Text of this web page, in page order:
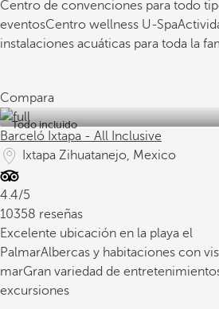
Centro de convenciones para todo
eventosCentro wellness U-Spa
instalaciones acuáticas para toda la
Compara
Todo incluido
Barceló Ixtapa - All Inclusive
Ixtapa Zihuatanejo, Mexico
4.4/5
10358 reseñas
Excelente ubicación en la playa el
PalmarAlbercas y habitaciones con
marGran variedad de
excursiones